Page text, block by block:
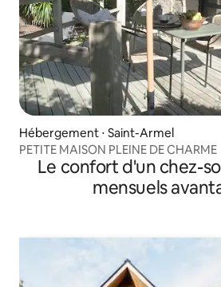
Hébergement ⋅ Saint-Armel
PETITE MAISON PLEINE DE CHARME
Le confort d'un chez-
mensuels